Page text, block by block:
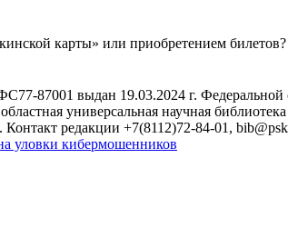
карты» или приобретением
87001 выдан 19.03.2024 г.
универсальная научная
редакции +7(8112)72-84-01,
уловки кибермошенников